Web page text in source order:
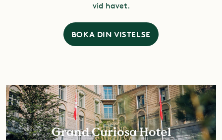
vid havet.
BOKA DIN VISTELSE
Grand Curiosa Hotel